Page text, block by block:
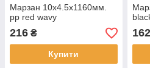
Марзан 10х4.5х1160мм.
pp red wavy
216 ₴
Купити
162